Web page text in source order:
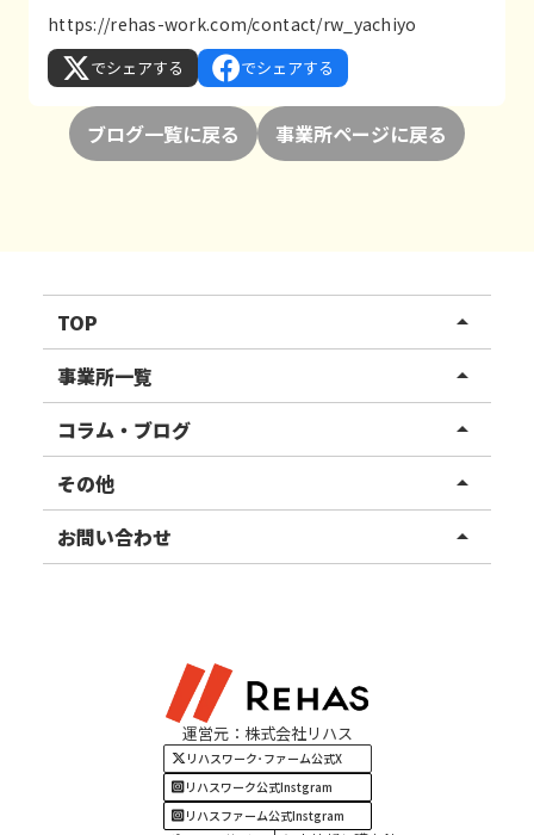
https://rehas-work.com/contact/rw_yachiyo
でシェアする でシェアする
ブログ一覧に戻る 事業所ページに戻る
TOP arrow_drop_up
リハスワーク
リハスファーム
事業所一覧 arrow_drop_up
関東エリア
東北エリア
甲信越エリア
四国・九州エリア
コラム・ブログ arrow_drop_up
事業所ブログ
ご利用者様の声
その他 arrow_drop_up
お知らせ
お問い合わせ arrow_drop_up
運営元：株式会社リハス
リハスワーク･ファーム公式X
リハスワーク公式Instgram
リハスファーム公式Instgram